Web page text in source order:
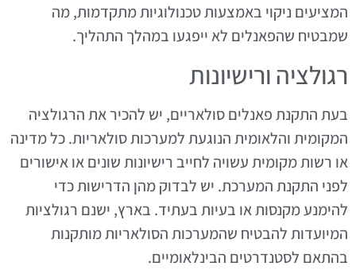
המציעים ניקוי באמצעות טכנולוגיות מתקדמות, מה
שמבטיח שהפאנלים לא ייפגעו במהלך התהליך.
רגולציה ורישיונות
בעת התקנת פאנלים סולאריים, יש להכיר את הרגולציה
המקומית והלאומית הנוגעת למערכות סולאריות. כל מדינה
או רשות מקומית עשויה לחייב רישיונות שונים או אישורים
לפני התקנת המערכת. יש לבדוק מהן הדרישות כדי
להימנע מקנסות או בעיות בעתיד. בארץ, ישנם רגולציות
המיועדות להבטיח שהמערכות הסולאריות מותקנות
בהתאם לסטנדרטים הבינלאומיים.